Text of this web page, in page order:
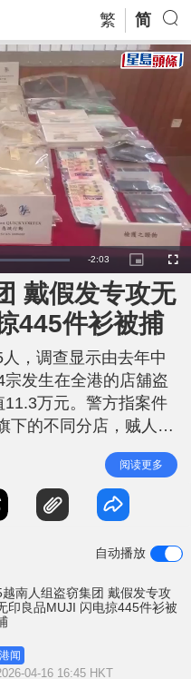
繁 简
R
e
m
n
i
e
-2:03
P
i
c
t
u
e
-
i
-
P
c
t
u
r
e
F
u
l
s
戴假发专攻无
445件衫被捕
，调查显示由去年中
发生在全港的店舖盗
万元。警方指案件
下的不同分店，贼人专
流密集的店舖落手，数
带到旺角或深水埗的㓥
被全数运走。据了解，
。 警方自今年初接获
阅读更多
自动播放
越南人组盗窃集团 戴假发专攻
印良品MUJI 闪电掠445件衫被
港闻
04-16 16:45 HKT